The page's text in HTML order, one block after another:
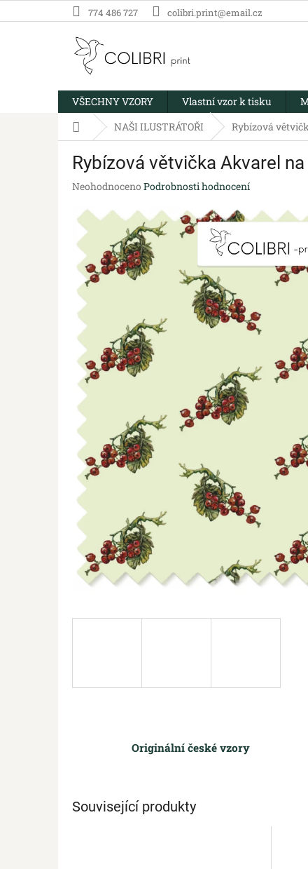
na
774 486 727 colibri.print@email.cz
VŠECHNY VZORY Vlastní vzor k tisku
Domů NAŠI ILUSTRÁTOŘI Rybízová
Rybízová větvička Akvarel
Průměrné
produktu
je
0,0
hvězdiček.
Neohodnoceno Podrobnosti hodnocení
Originální české vzory
Související produkty